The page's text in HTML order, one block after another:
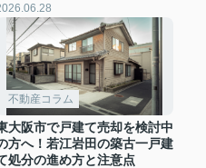
不動産コラム
大阪市で戸建て売却を検討中
方へ！若江岩田の築古一戸建
処分の進め方と注意点